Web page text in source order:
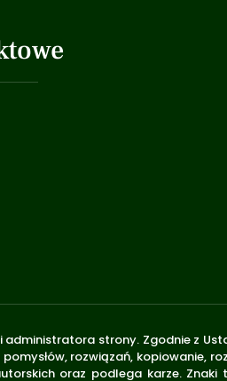
administratora strony. Zgodnie z
rozwiązań,
oraz podlega karze.